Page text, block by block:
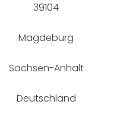
39104
Magdeburg
Sachsen-Anhalt
Deutschland